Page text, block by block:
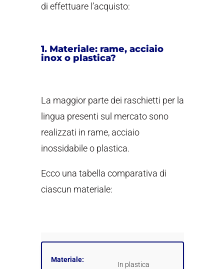
di effettuare l’acquisto:
1. Materiale: rame, acciaio
inox o plastica?
La maggior parte dei raschietti per la
lingua presenti sul mercato sono
realizzati in rame, acciaio
inossidabile o plastica.
Ecco una tabella comparativa di
ciascun materiale:
Materiale:
In plastica